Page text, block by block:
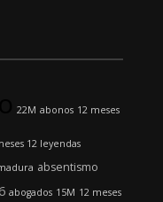
22M abonos 12 meses
12 leyendas
absentismo
abogados 15M 12 meses